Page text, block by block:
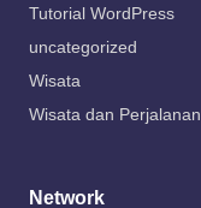
Tutorial WordPress
uncategorized
Wisata
Wisata dan Perjalanan
Network